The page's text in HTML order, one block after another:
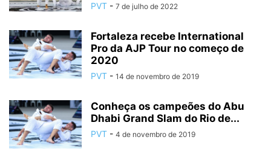
PVT - 7 de julho de 2022
Fortaleza recebe International
Pro da AJP Tour no começo de
2020
PVT - 14 de novembro de 2019
Conheça os campeões do Abu
Dhabi Grand Slam do Rio de...
PVT - 4 de novembro de 2019